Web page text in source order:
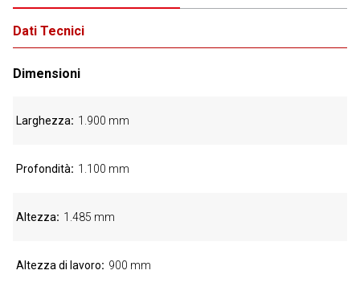
Dati Tecnici
Dimensioni
Larghezza 1.900 mm
Profondità 1.100 mm
Altezza 1.485 mm
Altezza di lavoro 900 mm